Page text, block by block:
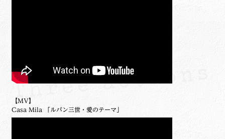
【MV】
Casa Mila 「ルパン三世・愛のテーマ」